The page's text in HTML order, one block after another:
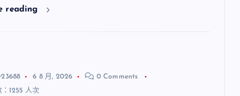
reading
6 8 月, 2026
0 Comments
1255 人次